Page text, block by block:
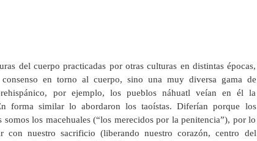
del cuerpo practicadas por otras culturas en distintas épocas,
en torno al cuerpo, sino una muy diversa gama de
por ejemplo, los pueblos náhuatl veían en él la
forma similar lo abordaron los taoístas. Diferían porque los
somos los macehuales (“los merecidos por la penitencia”), por lo
con nuestro sacrificio (liberando nuestro corazón, centro del